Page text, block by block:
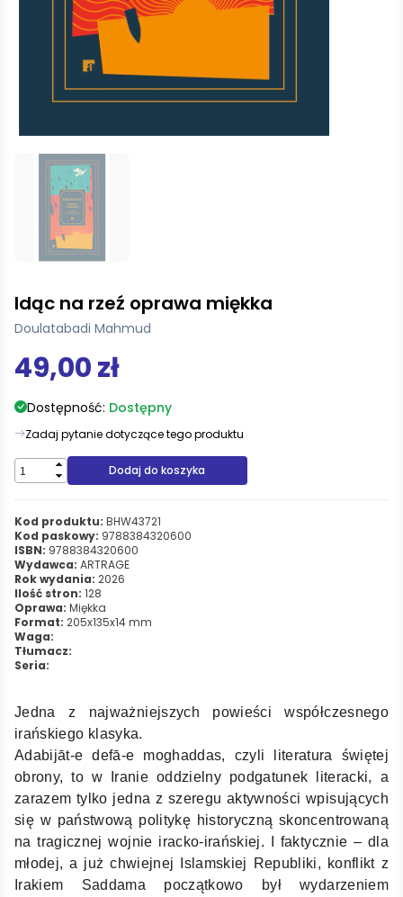
Idąc na rzeź oprawa miękka
Doulatabadi Mahmud
49,00 zł
Dostępność: Dostępny
Zadaj pytanie dotyczące tego produktu
Dodaj do koszyka
Kod produktu: BHW43721
Kod paskowy: 9788384320600
ISBN: 9788384320600
Wydawca: ARTRAGE
Rok wydania: 2026
Ilość stron: 128
Oprawa: Miękka
Format: 205x135x14 mm
Waga:
Tłumacz:
Seria:
Jedna z najważniejszych powieści współczesnego
irańskiego klasyka.
Adabijāt-e defā-e moghaddas, czyli literatura świętej
obrony, to w Iranie oddzielny podgatunek literacki, a
zarazem tylko jedna z szeregu aktywności wpisujących
się w państwową politykę historyczną skoncentrowaną
na tragicznej wojnie iracko-irańskiej. I faktycznie – dla
młodej, a już chwiejnej Islamskiej Republiki, konflikt z
Irakiem Saddama początkowo był wydarzeniem